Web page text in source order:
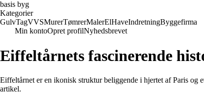
basis byg
Kategorier
GulvTagVVSMurerTømrerMalerElHaveIndretningByggefirma
Min kontoOpret profilNyhedsbrevet
Eiffeltårnets fascinerende
Eiffeltårnet er en ikonisk struktur beliggende i hjertet af Paris og
artikel.